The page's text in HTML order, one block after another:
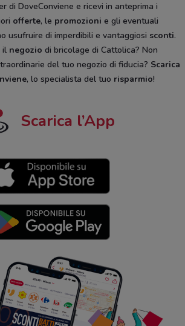
di DoveConviene e ricevi in anteprima i
offerte, le promozioni e gli eventuali
usufruire di imperdibili e vantaggiosi sconti.
il negozio di bricolage di Cattolica? Non
del tuo negozio di fiducia? Scarica
, lo specialista del tuo risparmio!
Scarica l’App